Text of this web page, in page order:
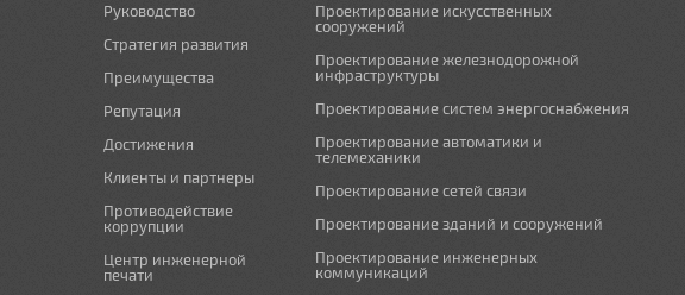
Руководство
Стратегия развития
Преимущества
Репутация
Достижения
Клиенты и партнеры
Противодействие
коррупции
Центр инженерной
печати
Проектирование искусственных
сооружений
Проектирование железнодорожной
инфраструктуры
Проектирование систем энергоснабжения
Проектирование автоматики и
телемеханики
Проектирование сетей связи
Проектирование зданий и сооружений
Проектирование инженерных
коммуникаций